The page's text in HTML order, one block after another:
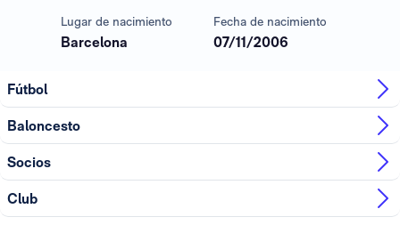
Lugar de nacimiento
Barcelona
Fecha de nacimiento
07/11/2006
Fútbol
Baloncesto
Socios
Club